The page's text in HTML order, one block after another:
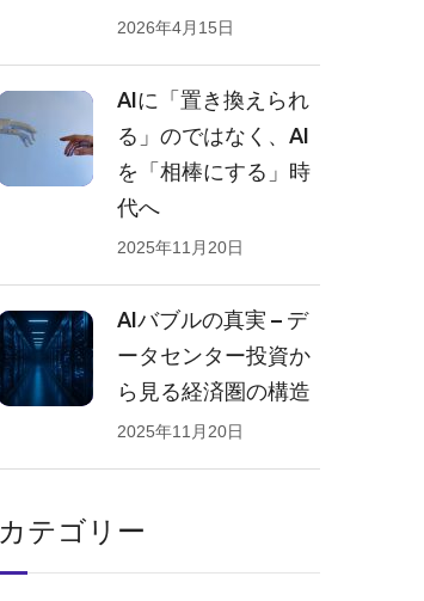
2026年4月15日
AIに「置き換えられ
る」のではなく、AI
を「相棒にする」時
代へ
2025年11月20日
AIバブルの真実 – デ
ータセンター投資か
ら見る経済圏の構造
2025年11月20日
カテゴリー